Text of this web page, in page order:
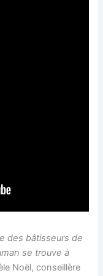
des bâtisseurs de
se trouve à
Noël, conseillère